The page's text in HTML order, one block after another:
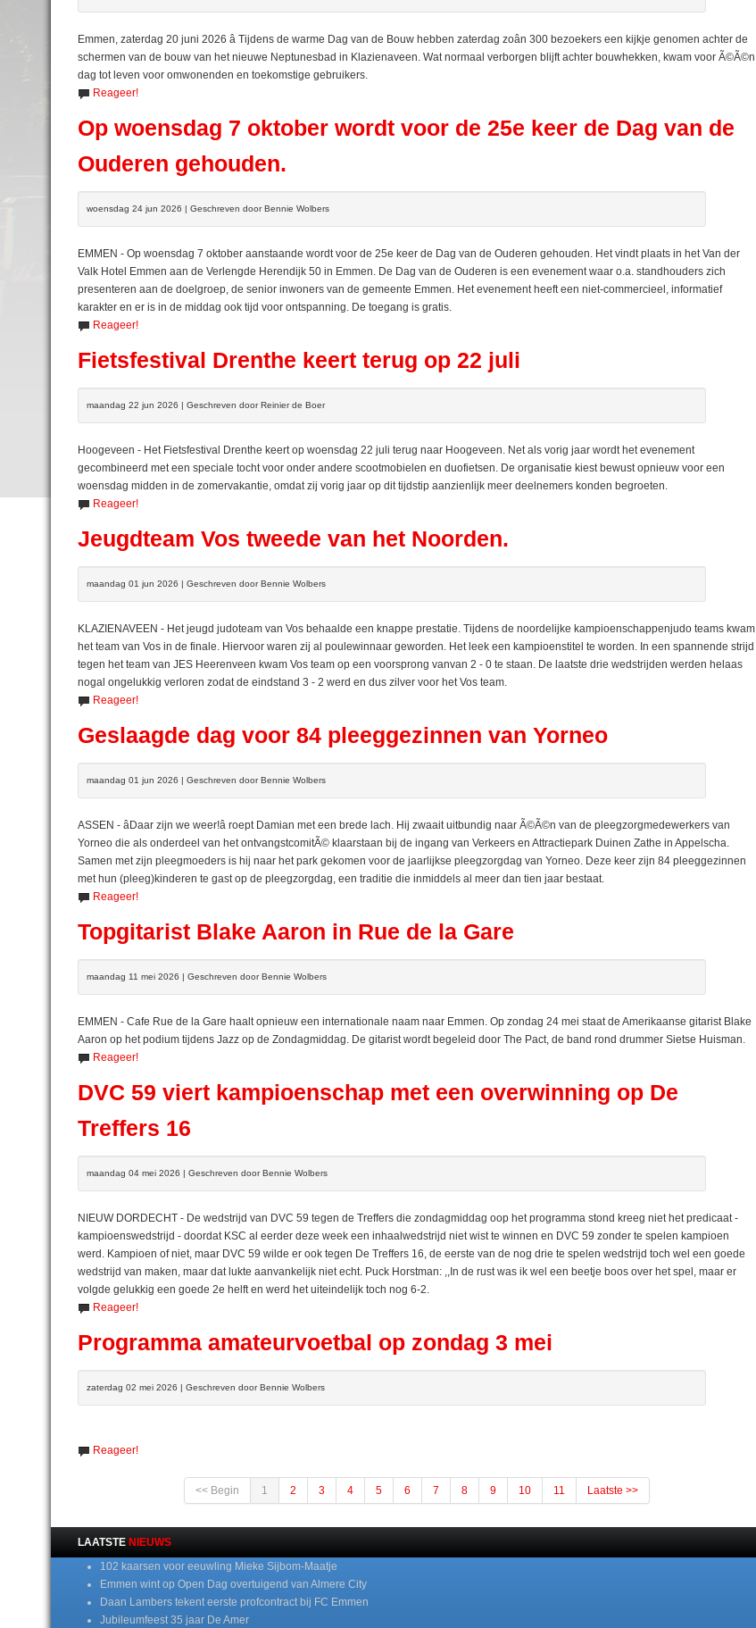
Emmen, zaterdag 20 juni 2026 â Tijdens de warme Dag van de Bouw hebben zaterdag zoân 300 bezoekers een kijkje genomen achter de
schermen van de bouw van het nieuwe Neptunesbad in Klazienaveen. Wat normaal verborgen blijft achter bouwhekken, kwam voor Ã©Ã©n
dag tot leven voor omwonenden en toekomstige gebruikers.
Reageer!
Op woensdag 7 oktober wordt voor de 25e keer de Dag van de
Ouderen gehouden.
woensdag 24 jun 2026 | Geschreven door Bennie Wolbers
EMMEN - Op woensdag 7 oktober aanstaande wordt voor de 25e keer de Dag van de Ouderen gehouden. Het vindt plaats in het Van der
Valk Hotel Emmen aan de Verlengde Herendijk 50 in Emmen. De Dag van de Ouderen is een evenement waar o.a. standhouders zich
presenteren aan de doelgroep, de senior inwoners van de gemeente Emmen. Het evenement heeft een niet-commercieel, informatief
karakter en er is in de middag ook tijd voor ontspanning. De toegang is gratis.
Reageer!
Fietsfestival Drenthe keert terug op 22 juli
maandag 22 jun 2026 | Geschreven door Reinier de Boer
Hoogeveen - Het Fietsfestival Drenthe keert op woensdag 22 juli terug naar Hoogeveen. Net als vorig jaar wordt het evenement
gecombineerd met een speciale tocht voor onder andere scootmobielen en duofietsen. De organisatie kiest bewust opnieuw voor een
woensdag midden in de zomervakantie, omdat zij vorig jaar op dit tijdstip aanzienlijk meer deelnemers konden begroeten.
Reageer!
Jeugdteam Vos tweede van het Noorden.
maandag 01 jun 2026 | Geschreven door Bennie Wolbers
KLAZIENAVEEN - Het jeugd judoteam van Vos behaalde een knappe prestatie. Tijdens de noordelijke kampioenschappenjudo teams kwam
het team van Vos in de finale. Hiervoor waren zij al poulewinnaar geworden. Het leek een kampioenstitel te worden. In een spannende strijd
tegen het team van JES Heerenveen kwam Vos team op een voorsprong vanvan 2 - 0 te staan. De laatste drie wedstrijden werden helaas
nogal ongelukkig verloren zodat de eindstand 3 - 2 werd en dus zilver voor het Vos team.
Reageer!
Geslaagde dag voor 84 pleeggezinnen van Yorneo
maandag 01 jun 2026 | Geschreven door Bennie Wolbers
ASSEN - âDaar zijn we weer!â roept Damian met een brede lach. Hij zwaait uitbundig naar Ã©Ã©n van de pleegzorgmedewerkers van
Yorneo die als onderdeel van het ontvangstcomitÃ© klaarstaan bij de ingang van Verkeers en Attractiepark Duinen Zathe in Appelscha.
Samen met zijn pleegmoeders is hij naar het park gekomen voor de jaarlijkse pleegzorgdag van Yorneo. Deze keer zijn 84 pleeggezinnen
met hun (pleeg)kinderen te gast op de pleegzorgdag, een traditie die inmiddels al meer dan tien jaar bestaat.
Reageer!
Topgitarist Blake Aaron in Rue de la Gare
maandag 11 mei 2026 | Geschreven door Bennie Wolbers
EMMEN - Cafe Rue de la Gare haalt opnieuw een internationale naam naar Emmen. Op zondag 24 mei staat de Amerikaanse gitarist Blake
Aaron op het podium tijdens Jazz op de Zondagmiddag. De gitarist wordt begeleid door The Pact, de band rond drummer Sietse Huisman.
Reageer!
DVC 59 viert kampioenschap met een overwinning op De
Treffers 16
maandag 04 mei 2026 | Geschreven door Bennie Wolbers
NIEUW DORDECHT - De wedstrijd van DVC 59 tegen de Treffers die zondagmiddag oop het programma stond kreeg niet het predicaat -
kampioenswedstrijd - doordat KSC al eerder deze week een inhaalwedstrijd niet wist te winnen en DVC 59 zonder te spelen kampioen
werd. Kampioen of niet, maar DVC 59 wilde er ook tegen De Treffers 16, de eerste van de nog drie te spelen wedstrijd toch wel een goede
wedstrijd van maken, maar dat lukte aanvankelijk niet echt. Puck Horstman: ,,In de rust was ik wel een beetje boos over het spel, maar er
volgde gelukkig een goede 2e helft en werd het uiteindelijk toch nog 6-2.
Reageer!
Programma amateurvoetbal op zondag 3 mei
zaterdag 02 mei 2026 | Geschreven door Bennie Wolbers
Reageer!
<< Begin 1 2 3 4 5 6 7 8 9 10 11 Laatste >>
LAATSTE NIEUWS
102 kaarsen voor eeuwling Mieke Sijbom-Maatje
Emmen wint op Open Dag overtuigend van Almere City
Daan Lambers tekent eerste profcontract bij FC Emmen
Jubileumfeest 35 jaar De Amer